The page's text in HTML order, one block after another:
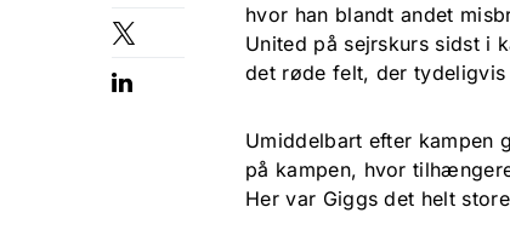
hvor han blandt andet
United på sejrskurs sidst i
det røde felt, der
Umiddelbart efter kampen
på kampen, hvor
Her var Giggs det helt